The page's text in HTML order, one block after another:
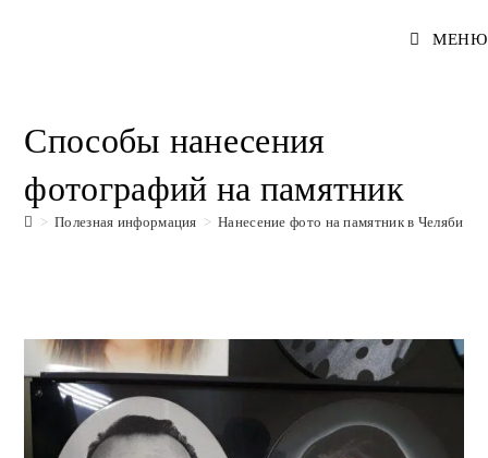
МЕНЮ
Способы нанесения
фотографий на памятник
> Полезная информация > Нанесение фото на памятник в